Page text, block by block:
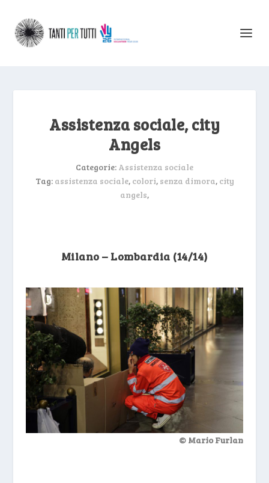
Assistenza sociale, city
Angels
Categorie: Assistenza sociale
Tag: assistenza sociale, colori, senza dimora, city
angels,
Milano – Lombardia (14/14)
© Mario Furlan